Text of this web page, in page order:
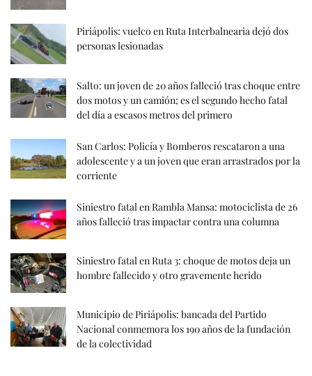
Piriápolis: vuelco en Ruta Interbalnearia dejó dos
personas lesionadas
Salto: un joven de 20 años falleció tras choque entre
dos motos y un camión; es el segundo hecho fatal
del día a escasos metros del primero
San Carlos: Policía y Bomberos rescataron a una
adolescente y a un joven que eran arrastrados por la
corriente
Siniestro fatal en Rambla Mansa: motociclista de 26
años falleció tras impactar contra una columna
Siniestro fatal en Ruta 3: choque de motos deja un
hombre fallecido y otro gravemente herido
Municipio de Piriápolis: bancada del Partido
Nacional conmemora los 190 años de la fundación
de la colectividad